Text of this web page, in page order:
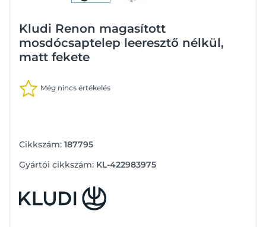
Kludi Renon magasított
mosdócsaptelep leeresztő nélkül,
matt fekete
Még nincs értékelés
Cikkszám: 187795
Gyártói cikkszám: KL-422983975